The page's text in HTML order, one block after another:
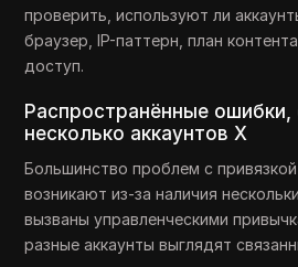
проверить, используют ли
браузер, IP-паттерн, план
доступ.
Распространённые
несколько аккаунтов X
Большинство проблем с
возникают из-за наличия
вызваны управленческими
разные аккаунты выглядят